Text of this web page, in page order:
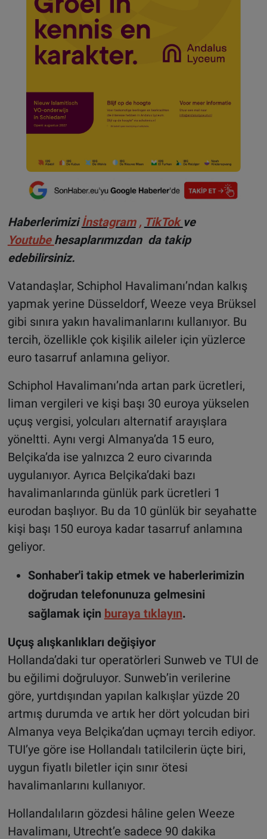
Haberlerimizi İnstagram , TikTok ve
Youtube hesaplarımızdan da takip
edebilirsiniz.
Vatandaşlar, Schiphol Havalimanı’ndan kalkış
yapmak yerine Düsseldorf, Weeze veya Brüksel
gibi sınıra yakın havalimanlarını kullanıyor. Bu
tercih, özellikle çok kişilik aileler için yüzlerce
euro tasarruf anlamına geliyor.
Schiphol Havalimanı’nda artan park ücretleri,
liman vergileri ve kişi başı 30 euroya yükselen
uçuş vergisi, yolcuları alternatif arayışlara
yöneltti. Aynı vergi Almanya’da 15 euro,
Belçika’da ise yalnızca 2 euro civarında
uygulanıyor. Ayrıca Belçika’daki bazı
havalimanlarında günlük park ücretleri 1
eurodan başlıyor. Bu da 10 günlük bir seyahatte
kişi başı 150 euroya kadar tasarruf anlamına
geliyor.
Sonhaber'i takip etmek ve haberlerimizin
doğrudan telefonunuza gelmesini
sağlamak için buraya tıklayın.
Uçuş alışkanlıkları değişiyor
Hollanda’daki tur operatörleri Sunweb ve TUI de
bu eğilimi doğruluyor. Sunweb’in verilerine
göre, yurtdışından yapılan kalkışlar yüzde 20
artmış durumda ve artık her dört yolcudan biri
Almanya veya Belçika’dan uçmayı tercih ediyor.
TUI’ye göre ise Hollandalı tatilcilerin üçte biri,
uygun fiyatlı biletler için sınır ötesi
havalimanlarını kullanıyor.
Hollandalıların gözdesi hâline gelen Weeze
Havalimanı, Utrecht’e sadece 90 dakika